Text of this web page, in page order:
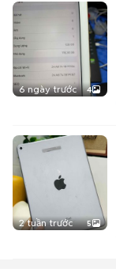
6 ngày trước 4
2 tuần trước 5